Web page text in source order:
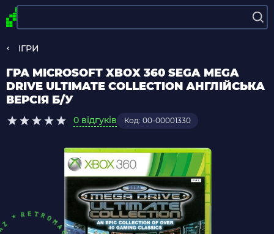
ІГРИ
ГРА MICROSOFT XBOX 360 SEGA MEGA
DRIVE ULTIMATE COLLECTION АНГЛІЙСЬКА
ВЕРСІЯ Б/У
0 відгуків Код: 00-00001330